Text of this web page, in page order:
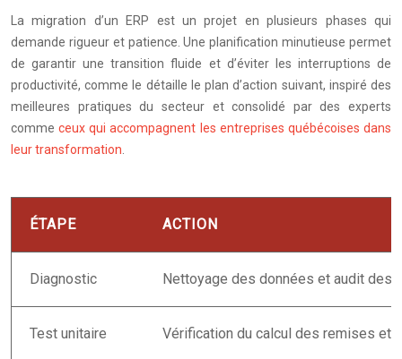
La migration d’un ERP est un projet en plusieurs phases qui
demande rigueur et patience. Une planification minutieuse permet
de garantir une transition fluide et d’éviter les interruptions de
productivité, comme le détaille le plan d’action suivant, inspiré des
meilleures pratiques du secteur et consolidé par des experts
commeceux qui accompagnent les entreprises québécoises dans
leur transformation
ÉTAPE ACTION
Diagnostic Nettoyage des données et audit des
Test unitaire Vérification du calcul des remises et